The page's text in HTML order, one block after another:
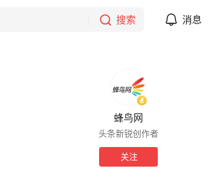
搜索 消息
蜂鸟网
头条新锐创作者
关注